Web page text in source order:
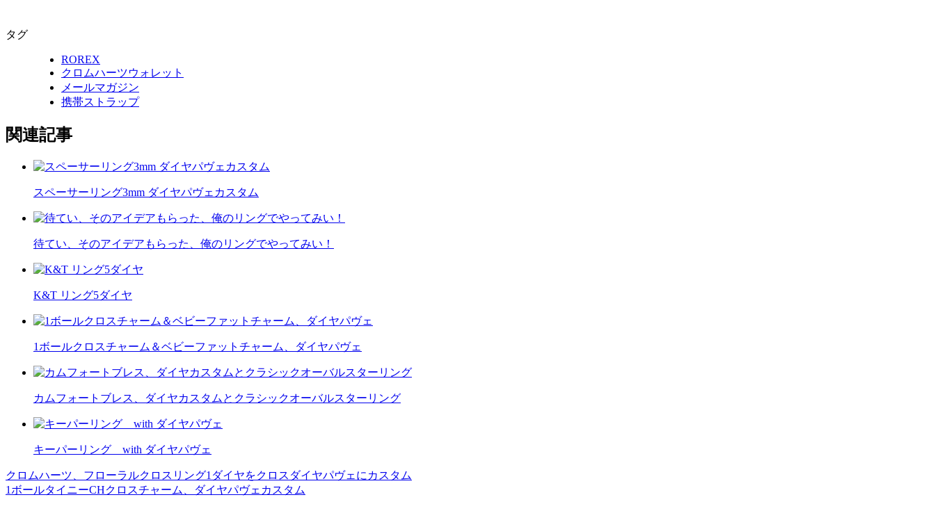
タグ
ROREX
クロムハーツウォレット
メールマガジン
携帯ストラップ
関連記事
スペーサーリング3mm ダイヤパヴェカスタム
待てい、そのアイデアもらった、俺のリングでやってみい！
K&T リング5ダイヤ
1ボールクロスチャーム＆ベビーファットチャーム、ダイヤパヴェ
カムフォートブレス、ダイヤカスタムとクラシックオーバルスターリング
キーパーリング with ダイヤパヴェ
投
稿
クロムハーツ、フローラルクロスリング1ダイヤをクロスダイヤパヴェにカスタム
1ボールタイニーCHクロスチャーム、ダイヤパヴェカスタム